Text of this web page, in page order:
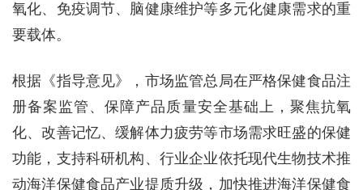
氧化、免疫调节、脑健康维护等多元化健康需求的重
要载体。
根据《指导意见》，市场监管总局在严格保健食品注
册备案监管、保障产品质量安全基础上，聚焦抗氧
化、改善记忆、缓解体力疲劳等市场需求旺盛的保健
功能，支持科研机构、行业企业依托现代生物技术推
动海洋保健食品产业提质升级，加快推进海洋保健食